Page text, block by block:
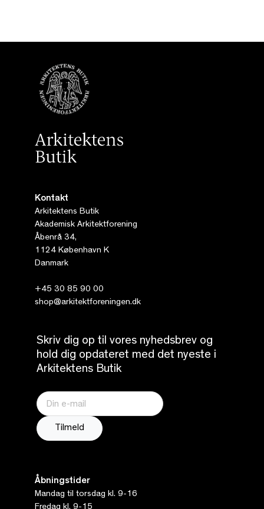
Kontakt
Arkitektens Butik
Akademisk Arkitektforening
Åbenrå 34,
1124 København K
Danmark
+45 30 85 90 00
shop@arkitektforeningen.dk
Skriv dig op til vores nyhedsbrev og
hold dig opdateret med det nyeste i
Arkitektens Butik
Åbningstider
Mandag til torsdag kl. 9-16